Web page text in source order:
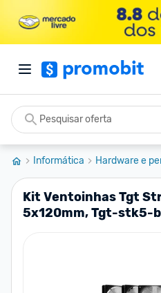
Informática Hardware e
Kit Ventoinhas Tgt
5x120mm, Tgt-stk5-